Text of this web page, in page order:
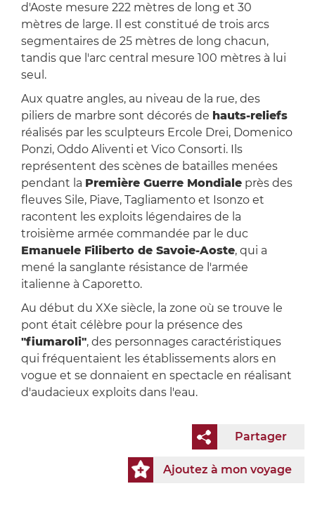
d'Aoste mesure 222 mètres de long et 30
mètres de large. Il est constitué de trois arcs
segmentaires de 25 mètres de long chacun,
tandis que l'arc central mesure 100 mètres à lui
seul.
Aux quatre angles, au niveau de la rue, des
piliers de marbre sont décorés de hauts-reliefs
réalisés par les sculpteurs Ercole Drei, Domenico
Ponzi, Oddo Aliventi et Vico Consorti. Ils
représentent des scènes de batailles menées
pendant la Première Guerre Mondialeprès des
fleuves Sile, Piave, Tagliamento et Isonzo et
racontent les exploits légendaires de la
troisième armée commandée par le duc
Emanuele Filiberto de Savoie-Aoste, qui a
mené la sanglante résistance de l'armée
italienne à Caporetto.
Au début du XXe siècle, la zone où se trouve le
pont était célèbre pour la présence des
"fiumaroli", des personnages caractéristiques
qui fréquentaient les établissements alors en
vogue et se donnaient en spectacle en réalisant
d'audacieux exploits dans l'eau.
Partager
Ajoutez à mon voyage